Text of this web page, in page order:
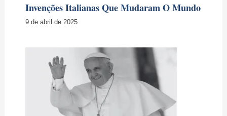
Invenções Italianas Que Mudaram O Mundo
9 de abril de 2025